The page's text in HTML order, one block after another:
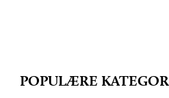
POPULÆRE